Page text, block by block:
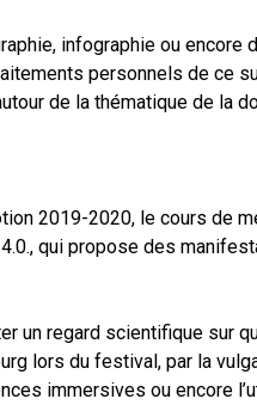
infographie ou
personnels de ce
de la thématique de la
2019-2020, le cours de
4.0., qui propose des
un regard scientifique
lors du festival, par la
immersives ou encore